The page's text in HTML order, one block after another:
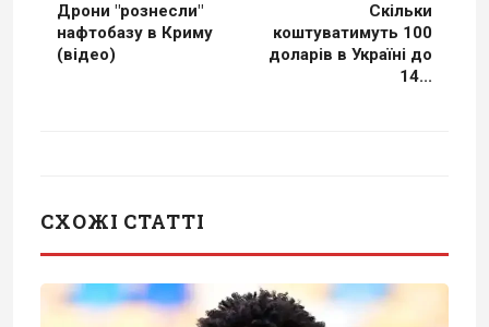
Дрони "рознесли"
нафтобазу в Криму
(відео)
Скільки
коштуватимуть 100
доларів в Україні до
14...
СХОЖІ СТАТТІ